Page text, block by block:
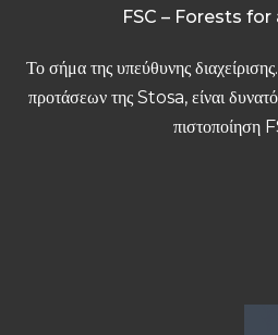
FSC – Forests
Το σήμα της υπεύθυνης
προτάσεων της Stosa, είναι
πιστοποίηση